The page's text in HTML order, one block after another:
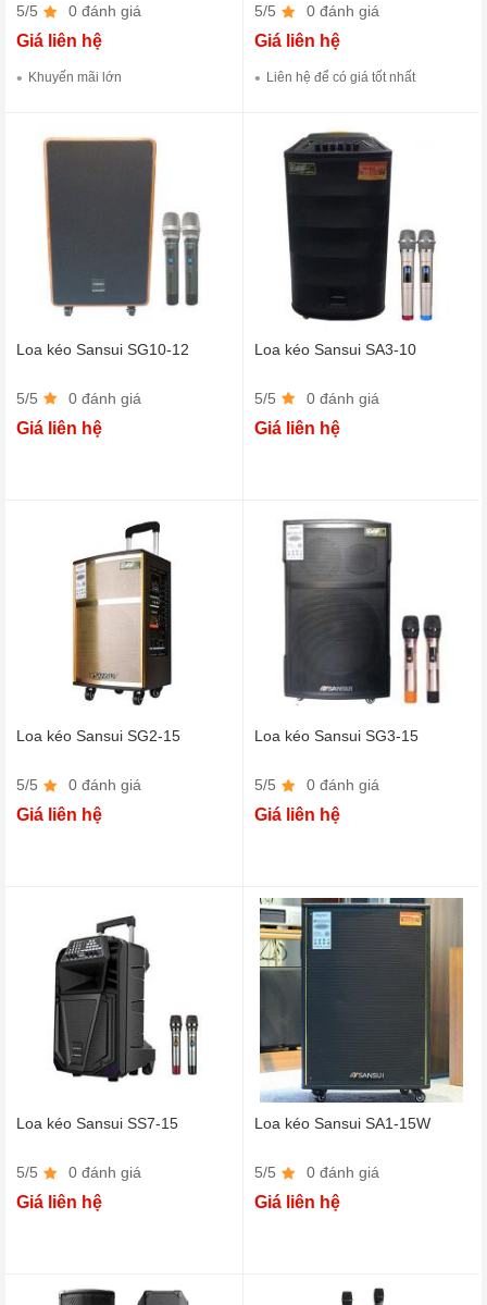
5/5 0 đánh giá
Giá liên hệ
Khuyến mãi lớn
5/5
0 đánh giá
Giá liên hệ
Liên hệ để có giá tốt nhất
Loa kéo Sansui SG10-12
5/5 0 đánh giá
Giá liên hệ
Loa kéo Sansui SA3-10
5/5 0 đánh giá
Giá liên hệ
Loa kéo Sansui SG2-15
5/5 0 đánh giá
Giá liên hệ
Loa kéo Sansui SG3-15
5/5 0 đánh giá
Giá liên hệ
Loa kéo Sansui SS7-15
5/5 0 đánh giá
Giá liên hệ
Loa kéo Sansui SA1-15W
5/5 0 đánh giá
Giá liên hệ